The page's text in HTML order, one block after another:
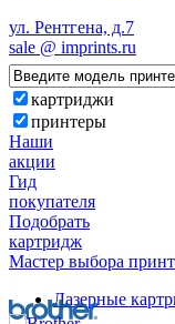
ул. Рентгена, д.7
sale @ imprints.ru
картриджи
принтеры
Наши
акции
Гид
покупателя
Подобрать
картридж
Мастер выбора
Лазерные